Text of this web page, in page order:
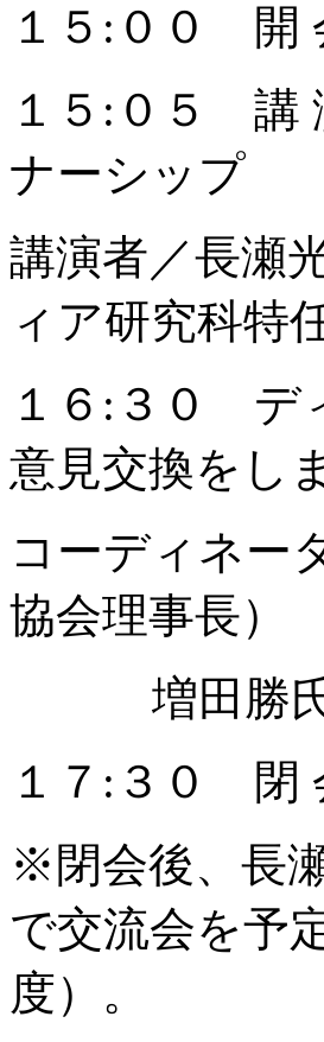
１５:００ 開
１５:０５ 講
ナーシップ
講演者／長瀬
ィア研究科特
１６:３０ デ
意見交換をし
コーディネー
協会理事長）
増田勝
１７:３０ 閉
※閉会後、長
で交流会を予
度）。